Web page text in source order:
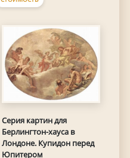
Серия картин для
Берлингтон-хауса в
Лондоне. Купидон перед
Юпитером